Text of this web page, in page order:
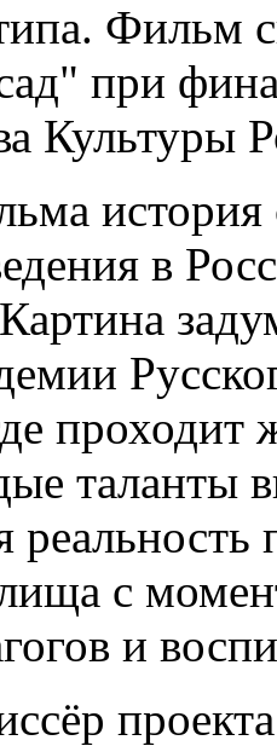
Фильм
при
Культуры
история
в
проходит
таланты
с
и